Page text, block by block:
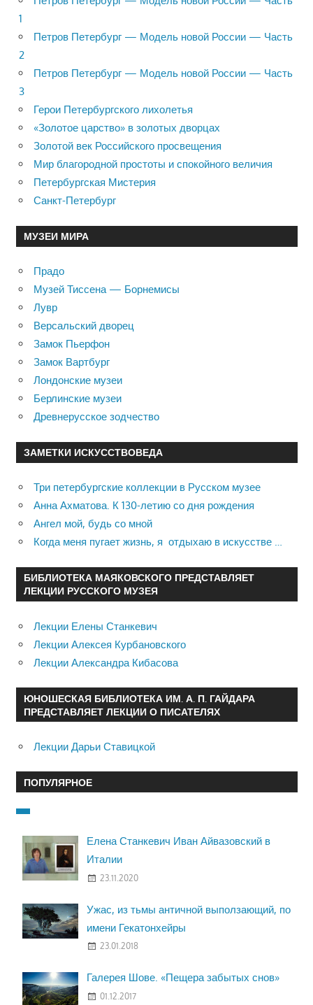
1
Петров Петербург — Модель новой России — Часть
2
Петров Петербург — Модель новой России — Часть
3
Герои Петербургского лихолетья
«Золотое царство» в золотых дворцах
Золотой век Российского просвещения
Мир благородной простоты и спокойного величия
Петербургская Мистерия
Санкт-Петербург
МУЗЕИ МИРА
Прадо
Музей Тиссена — Борнемисы
Лувр
Версальский дворец
Замок Пьерфон
Замок Вартбург
Лондонские музеи
Берлинские музеи
Древнерусское зодчество
ЗАМЕТКИ ИСКУССТВОВЕДА
Три петербургские коллекции в Русском музее
Анна Ахматова. К 130-летию со дня рождения
Ангел мой, будь со мной
Когда меня пугает жизнь, я отдыхаю в искусстве …
БИБЛИОТЕКА МАЯКОВСКОГО ПРЕДСТАВЛЯЕТ
ЛЕКЦИИ РУССКОГО МУЗЕЯ
Лекции Елены Станкевич
Лекции Алексея Курбановского
Лекции Александра Кибасова
ЮНОШЕСКАЯ БИБЛИОТЕКА ИМ. А. П. ГАЙДАРА
ПРЕДСТАВЛЯЕТ ЛЕКЦИИ О ПИСАТЕЛЯХ
Лекции Дарьи Ставицкой
ПОПУЛЯРНОЕ
Елена Станкевич Иван Айвазовский в
Италии
23.11.2020
Ужас, из тьмы античной выползающий, по
имени Гекатонхейры
23.01.2018
Галерея Шове. «Пещера забытых снов»
01.12.2017